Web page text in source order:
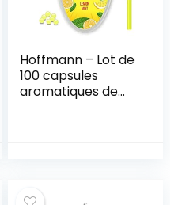
Hoffmann – Lot de
100 capsules
aromatiques de